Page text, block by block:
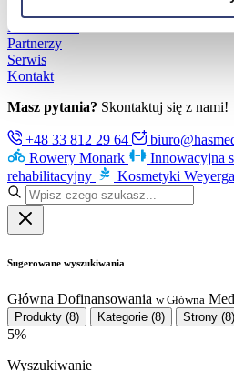
Nasze marki
Partnerzy
Serwis
Kontakt
Masz pytania? Skontaktuj się z nami!
+48 33 812 29 64
Rowery Monark
Innowacyjna
rehabilitacyjny
Kosmetyki
Sugerowane wyszukiwania
Główna Dofinansowania w Główna
Produkty (8) Kategorie (8) Strony (8)
5%
Wyszukiwanie